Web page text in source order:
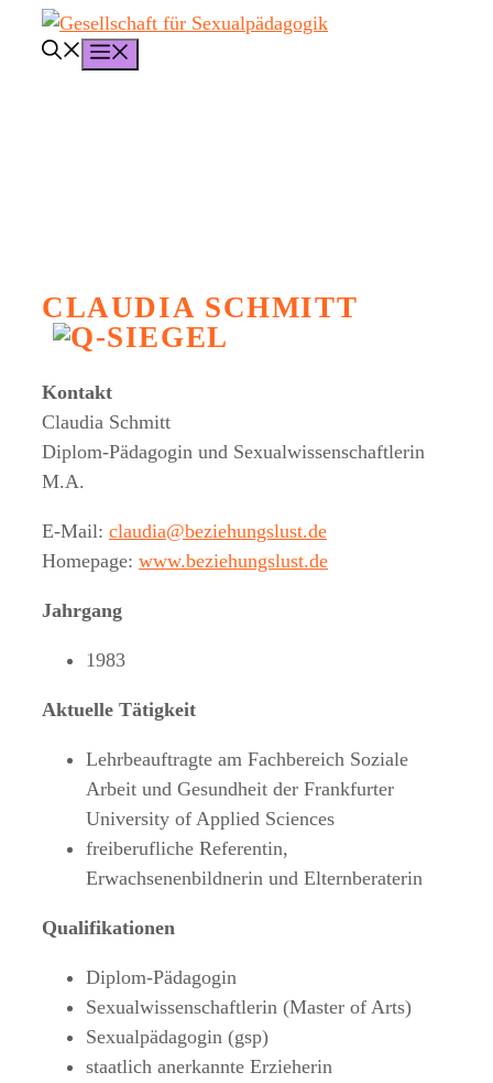
Zum
Inhalt
CLAUDIA SCHMITT
Kontakt
Claudia Schmitt
Diplom-Pädagogin und Sexualwissenschaftlerin
M.A.
E-Mail: claudia@beziehungslust.de
Homepage: www.beziehungslust.de
Jahrgang
1983
Aktuelle Tätigkeit
Lehrbeauftragte am Fachbereich Soziale
Arbeit und Gesundheit der Frankfurter
University of Applied Sciences
freiberufliche Referentin,
Erwachsenenbildnerin und Elternberaterin
Qualifikationen
Diplom-Pädagogin
Sexualwissenschaftlerin (Master of Arts)
Sexualpädagogin (gsp)
staatlich anerkannte Erzieherin